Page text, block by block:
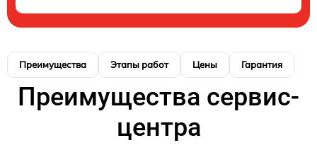
Преимущества Этапы работ Цены Гарантия
Преимущества сервис-
центра